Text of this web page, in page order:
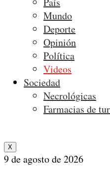
Mundo
Deporte
Opinión
Política
Videos
Sociedad
Necrológicas
Farmacias de
X
9 de agosto de 2026